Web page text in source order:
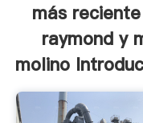
más
raymond y
molino